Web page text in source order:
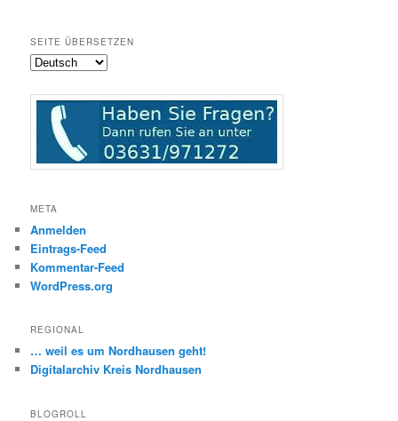
SEITE ÜBERSETZEN
META
Anmelden
Eintrags-Feed
Kommentar-Feed
WordPress.org
REGIONAL
… weil es um Nordhausen geht!
Digitalarchiv Kreis Nordhausen
BLOGROLL